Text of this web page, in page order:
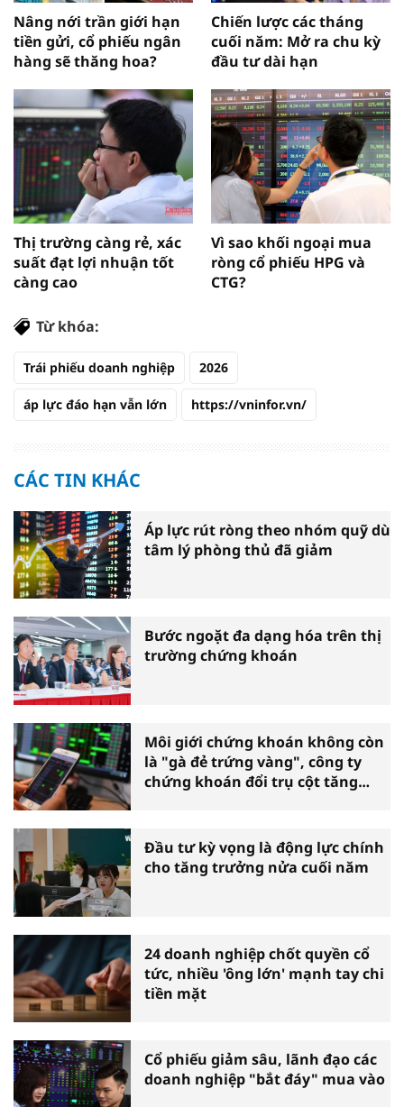
Nâng nới trần giới hạn
tiền gửi, cổ phiếu ngân
hàng sẽ thăng hoa?
Chiến lược các tháng
cuối năm: Mở ra chu kỳ
đầu tư dài hạn
Thị trường càng rẻ, xác
suất đạt lợi nhuận tốt
càng cao
Vì sao khối ngoại mua
ròng cổ phiếu HPG và
CTG?
Từ khóa:
Trái phiếu doanh nghiệp 2026
áp lực đáo hạn vẫn lớn https://vninfor.vn/
CÁC TIN KHÁC
Áp lực rút ròng theo nhóm quỹ dù
tâm lý phòng thủ đã giảm
Bước ngoặt đa dạng hóa trên thị
trường chứng khoán
Môi giới chứng khoán không còn
là "gà đẻ trứng vàng", công ty
chứng khoán đổi trụ cột tăng
Đầu tư kỳ vọng là động lực chính
cho tăng trưởng nửa cuối năm
24 doanh nghiệp chốt quyền cổ
tức, nhiều 'ông lớn' mạnh tay chi
tiền mặt
Cổ phiếu giảm sâu, lãnh đạo các
doanh nghiệp "bắt đáy" mua vào